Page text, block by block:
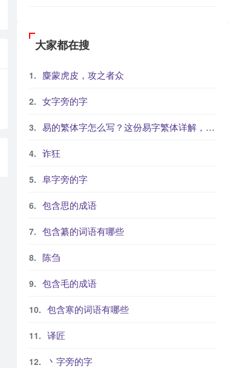
大家都在搜
麋蒙虎皮，攻之者众
女字旁的字
易的繁体字怎么写？这份易字繁体详解，助你正确书写汉字_汉字繁体学习
诈狂
阜字旁的字
包含思的成语
包含纂的词语有哪些
陈刍
包含毛的成语
包含寒的词语有哪些
译匠
丶字旁的字